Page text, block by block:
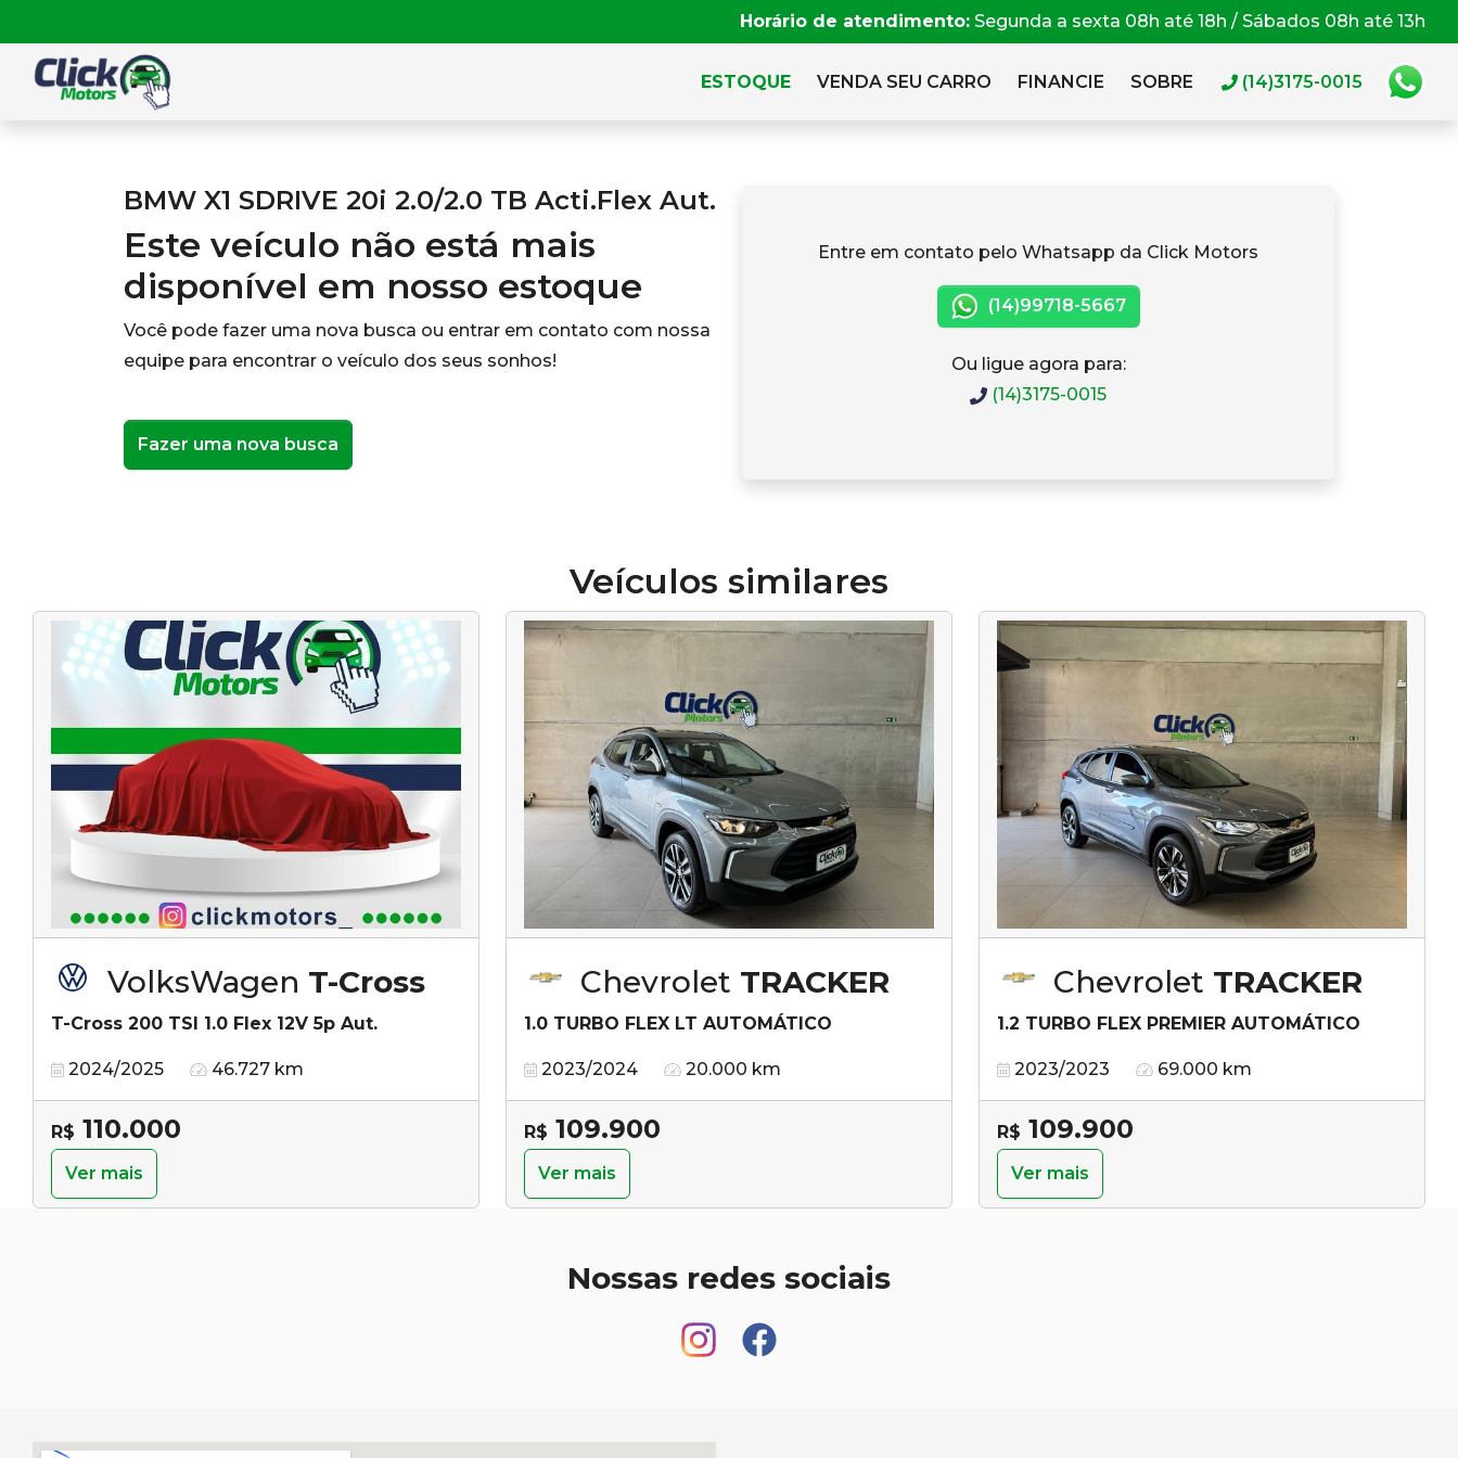
Horário de atendimento: Segunda a sexta 08h até 18h / Sábados 08h até 13h
ESTOQUE VENDA SEU CARRO FINANCIE SOBRE (14)3175-0015
BMW X1 SDRIVE 20i 2.0/2.0 TB Acti.Flex Aut.
Este veículo não está mais
disponível em nosso estoque
Você pode fazer uma nova busca ou entrar em contato com nossa
equipe para encontrar o veículo dos seus sonhos!
Fazer uma nova busca
Entre em contato pelo Whatsapp da Click Motors
(14)99718-5667
Ou ligue agora para:
(14)3175-0015
Veículos similares
VolksWagen T-Cross
T-Cross 200 TSI 1.0 Flex 12V 5p Aut.
2024/2025 46.727 km
R$ 110.000
Ver mais
Chevrolet TRACKER
1.0 TURBO FLEX LT AUTOMÁTICO
2023/2024 20.000 km
R$ 109.900
Ver mais
Chevrolet TRACKER
1.2 TURBO FLEX PREMIER AUTOMÁTICO
2023/2023 69.000 km
R$ 109.900
Ver mais
Nossas redes sociais